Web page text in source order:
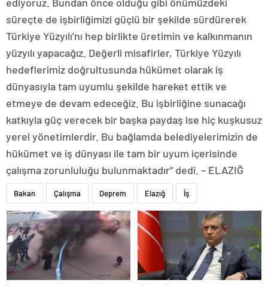
süreçte de işbirliğimizi güçlü bir şekilde sürdürerek
Türkiye Yüzyılı’nı hep birlikte üretimin ve kalkınmanın
yüzyılı yapacağız. Değerli misafirler, Türkiye Yüzyılı
hedeflerimiz doğrultusunda hükümet olarak iş
dünyasıyla tam uyumlu şekilde hareket ettik ve
etmeye de devam edeceğiz. Bu işbirliğine sunacağı
katkıyla güç verecek bir başka paydaş ise hiç kuşkusuz
yerel yönetimlerdir. Bu bağlamda belediyelerimizin de
hükümet ve iş dünyası ile tam bir uyum içerisinde
çalışma zorunluluğu bulunmaktadır” dedi. – ELAZIĞ
Bakan Çalışma Deprem Elazığ İş